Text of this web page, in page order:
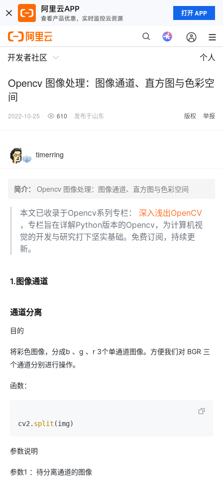
打开 APP
开发者社区 个人
Opencv 图像处理：图像通道、直方图与色彩空
间
2022-10-25 610 发布于山东 版权 举报
timerring
简介： Opencv 图像处理：图像通道、直方图与色彩空间
本文已收录于Opencv系列专栏： 深入浅出OpenCV
，专栏旨在详解Python版本的Opencv，为计算机视
觉的开发与研究打下坚实基础。免费订阅，持续更
新。
1.图像通道
通道分离
目的
将彩色图像，分成b 、g 、r 3个单通道图像。方便我们对 BGR 三
个通道分别进行操作。
函数：
cv2. split (img)
参数说明
参数1 ：待分离通道的图像